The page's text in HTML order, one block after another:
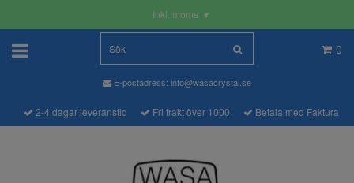
Inkl. moms ▾
0
E-postadress: info@wasacrystal.se
2-4 dagar leveranstid Fri frakt över 1000 Betala med Faktura